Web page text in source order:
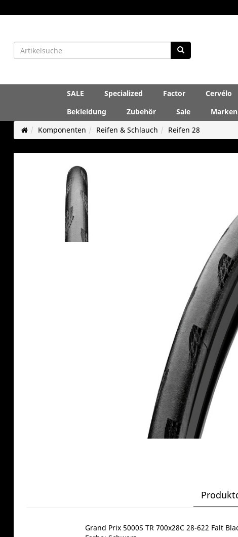
SALE Specialized Factor Cervélo
Bekleidung
Zubehör Sale
Marken
Komponenten
Reifen & Schlauch Reifen 28
Grand Prix 5000S TR 700x28C 28-622 Falt